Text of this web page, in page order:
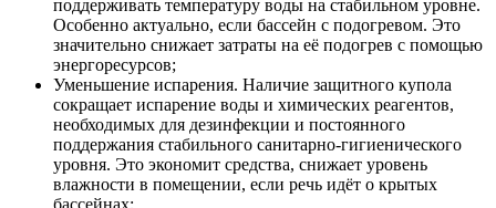
поддерживать температуру воды на стабильном уровне.
Особенно актуально, если бассейн с подогревом. Это
значительно снижает затраты на её подогрев с помощью
энергоресурсов;
Уменьшение испарения. Наличие защитного купола
сокращает испарение воды и химических реагентов,
необходимых для дезинфекции и постоянного
поддержания стабильного санитарно-гигиенического
уровня. Это экономит средства, снижает уровень
влажности в помещении, если речь идёт о крытых
бассейнах;